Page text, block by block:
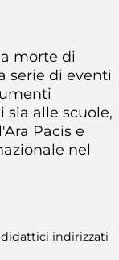
morte di
serie di eventi
alle scuole,
Pacis e
nel
indirizzati